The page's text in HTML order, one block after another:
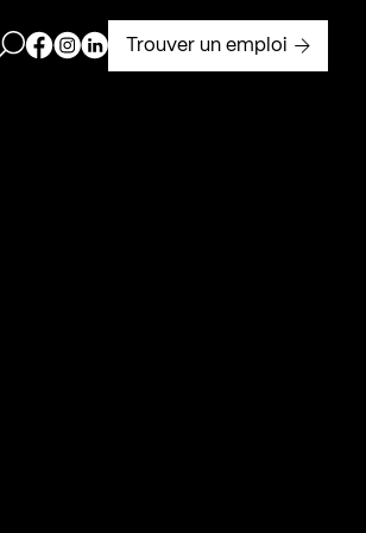
Ouvrir la barre de recherche
Page Facebook de Kollectif
Page Instagram de Kollectif
Page Linkedin de Kollectif
Trouver un emploi